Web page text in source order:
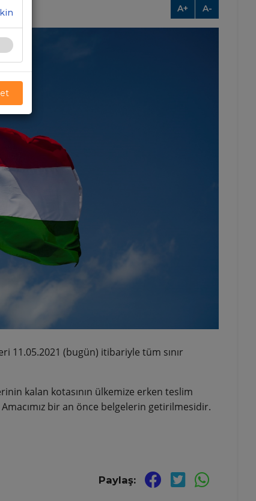
A+ A-
11.05.2021 (bugün) itibariyle tüm sınır
kalan kotasının ülkemize erken teslim
bir an önce belgelerin getirilmesidir.
Paylaş: